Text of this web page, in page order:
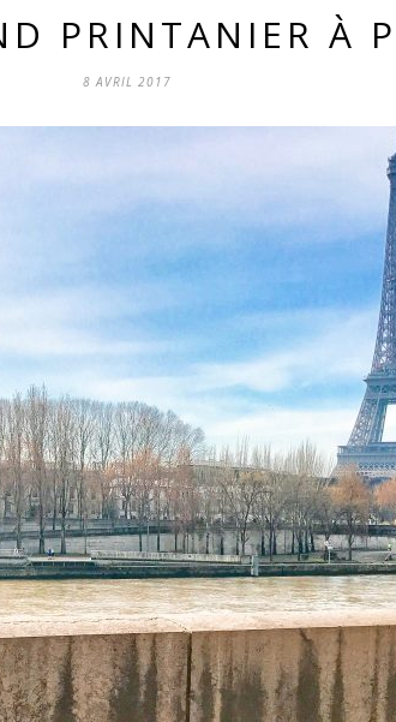
PRINTANIER À
8 AVRIL 2017